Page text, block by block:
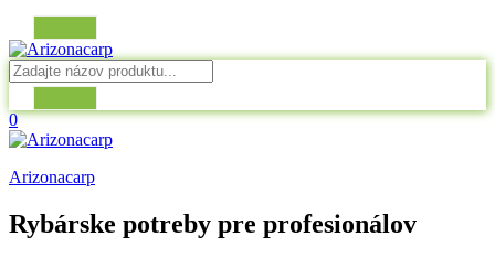
0
Arizonacarp
Rybárske potreby pre profesionálov